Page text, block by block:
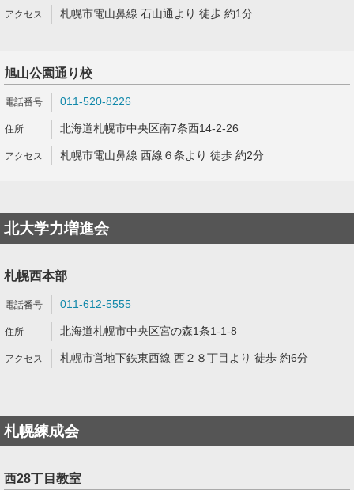
札幌市電山鼻線 石山通より 徒歩 約1分
旭山公園通り校
011-520-8226
北海道札幌市中央区南7条西14-2-26
札幌市電山鼻線 西線６条より 徒歩 約2分
北大学力増進会
札幌西本部
011-612-5555
北海道札幌市中央区宮の森1条1-1-8
札幌市営地下鉄東西線 西２８丁目より 徒歩 約6分
札幌練成会
西28丁目教室